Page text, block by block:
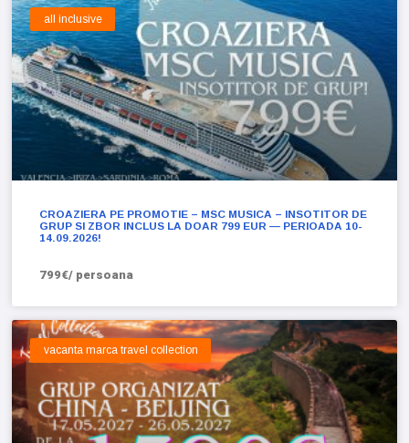
all inclusive
CROAZIERA PE PROMOTIE – MSC MUSICA – INSOTITOR DE
GRUP SI ZBOR INCLUS LA DOAR 799 EUR — PERIOADA 10-
14.09.2026!
799€/ persoana
vacanta marca travel collection